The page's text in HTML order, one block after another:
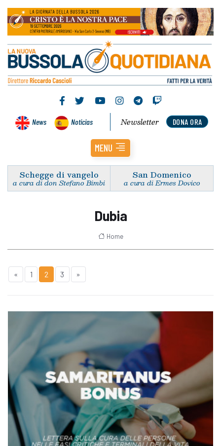
News Noticias DONA ORA
Newsletter
MENU
Schegge di vangelo
a cura di don Stefano Bimbi
San Domenico
a cura di Ermes Dovico
Dubia
Home
« 1 2 3 »